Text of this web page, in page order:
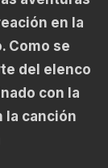
en la
Como se
del elenco
con la
la canción